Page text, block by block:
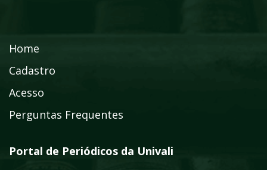
Home
Cadastro
Acesso
Perguntas Frequentes
Portal de Periódicos da Univali